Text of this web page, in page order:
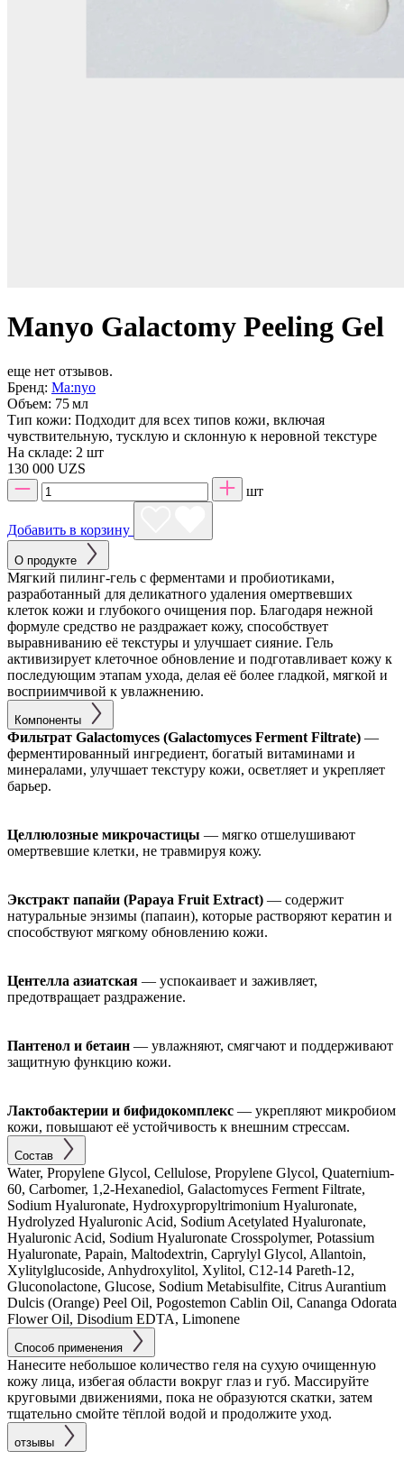
Manyo Galactomy Peeling Gel
еще нет отзывов.
Бренд: Ma:nyo
Объем: 75 мл
Тип кожи: Подходит для всех типов кожи, включая
чувствительную, тусклую и склонную к неровной текстуре
На складе: 2 шт
130 000 UZS
шт
Добавить в корзину
О продукте
Мягкий пилинг-гель с ферментами и пробиотиками,
разработанный для деликатного удаления омертвевших
клеток кожи и глубокого очищения пор. Благодаря нежной
формуле средство не раздражает кожу, способствует
выравниванию её текстуры и улучшает сияние. Гель
активизирует клеточное обновление и подготавливает кожу к
последующим этапам ухода, делая её более гладкой, мягкой и
восприимчивой к увлажнению.
Компоненты
Фильтрат Galactomyces (Galactomyces Ferment Filtrate) —
ферментированный ингредиент, богатый витаминами и
минералами, улучшает текстуру кожи, осветляет и укрепляет
барьер.
Целлюлозные микрочастицы — мягко отшелушивают
омертвевшие клетки, не травмируя кожу.
Экстракт папайи (Papaya Fruit Extract) — содержит
натуральные энзимы (папаин), которые растворяют кератин и
способствуют мягкому обновлению кожи.
Центелла азиатская — успокаивает и заживляет,
предотвращает раздражение.
Пантенол и бетаин — увлажняют, смягчают и поддерживают
защитную функцию кожи.
Лактобактерии и бифидокомплекс — укрепляют микробиом
кожи, повышают её устойчивость к внешним стрессам.
Состав
Water, Propylene Glycol, Cellulose, Propylene Glycol, Quaternium-
60, Carbomer, 1,2-Hexanediol, Galactomyces Ferment Filtrate,
Sodium Hyaluronate, Hydroxypropyltrimonium Hyaluronate,
Hydrolyzed Hyaluronic Acid, Sodium Acetylated Hyaluronate,
Hyaluronic Acid, Sodium Hyaluronate Crosspolymer, Potassium
Hyaluronate, Papain, Maltodextrin, Caprylyl Glycol, Allantoin,
Xylitylglucoside, Anhydroxylitol, Xylitol, C12-14 Pareth-12,
Gluconolactone, Glucose, Sodium Metabisulfite, Citrus Aurantium
Dulcis (Orange) Peel Oil, Pogostemon Cablin Oil, Cananga Odorata
Flower Oil, Disodium EDTA, Limonene
Способ применения
Нанесите небольшое количество геля на сухую очищенную
кожу лица, избегая области вокруг глаз и губ. Массируйте
круговыми движениями, пока не образуются скатки, затем
тщательно смойте тёплой водой и продолжите уход.
отзывы